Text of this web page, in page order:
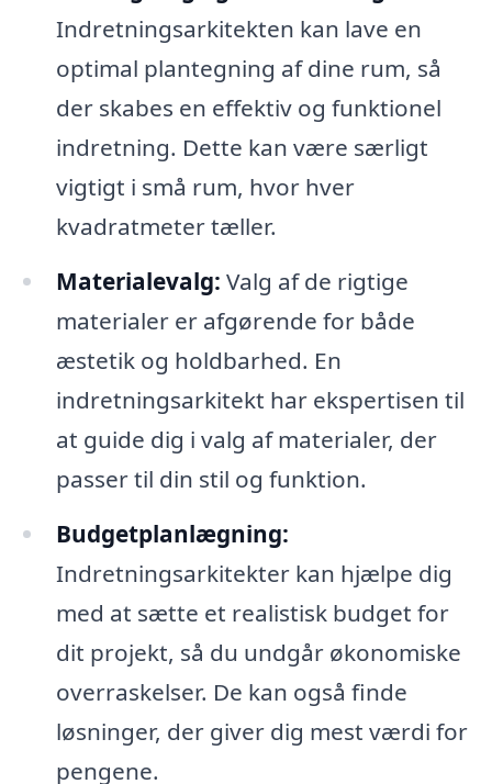
Indretningsarkitekten kan lave en
optimal plantegning af dine rum, så
der skabes en effektiv og funktionel
indretning. Dette kan være særligt
vigtigt i små rum, hvor hver
kvadratmeter tæller.
Materialevalg: Valg af de rigtige
materialer er afgørende for både
æstetik og holdbarhed. En
indretningsarkitekt har ekspertisen til
at guide dig i valg af materialer, der
passer til din stil og funktion.
Budgetplanlægning:
Indretningsarkitekter kan hjælpe dig
med at sætte et realistisk budget for
dit projekt, så du undgår økonomiske
overraskelser. De kan også finde
løsninger, der giver dig mest værdi for
pengene.